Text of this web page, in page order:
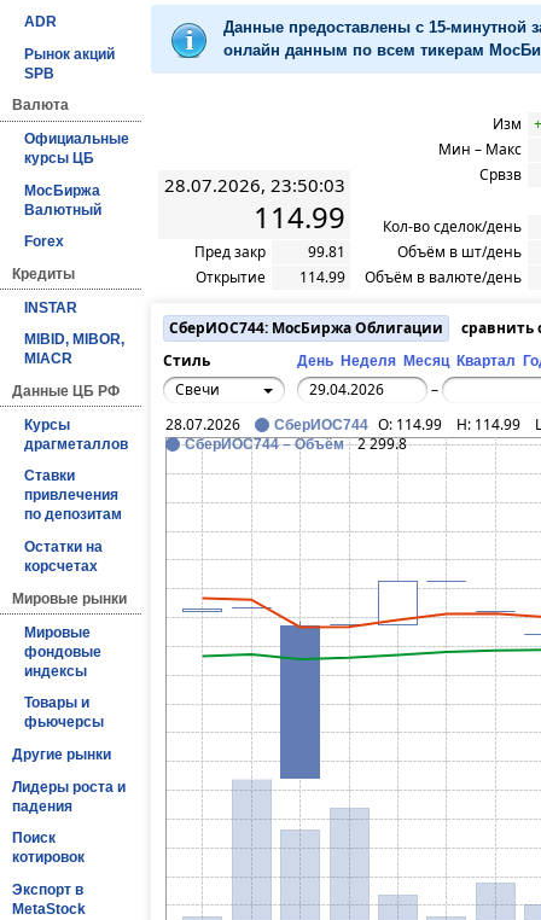
ADR
Рынок акций
SPB
Валюта
Официальные
курсы ЦБ
МосБиржа
Валютный
Forex
Кредиты
INSTAR
MIBID, MIBOR,
MIACR
Данные ЦБ РФ
Курсы
драгметаллов
Ставки
привлечения
по депозитам
Остатки на
корсчетах
Мировые рынки
Мировые
фондовые
индексы
Товары и
фьючерсы
Другие рынки
Лидеры роста и
падения
Поиск
котировок
Экспорт в
MetaStock
Данные предоставлены с 15-минутной
онлайн данным по всем тикерам
28.07.2026, 23:50:03
114.99
Пред закр
99.81
Открытие
114.99
Изм
Мин – Макс
Срвзв
Кол-во сделок/день
Объём в шт/день
Объём в валюте/день
СберИОС744: МосБиржа Облигации
сравнить
Стиль
День Неделя Месяц Квартал
Свечи
–
28.07.2026
СберИОС744 O: 114.99 H: 114.99
СберИОС744 – Объём 2 299.8